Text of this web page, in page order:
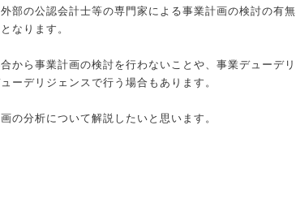
部の公認会計士等の専門家による事業計画の検討の有無
なります。
から事業計画の検討を行わないことや、事業デューデリ
ーデリジェンスで行う場合もあります。
の分析について解説したいと思います。